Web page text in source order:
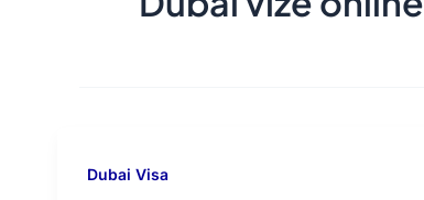
Dubai Visa